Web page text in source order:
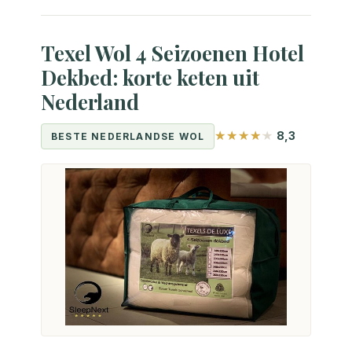
Texel Wol 4 Seizoenen Hotel
Dekbed: korte keten uit
Nederland
BESTE NEDERLANDSE WOL 8,3